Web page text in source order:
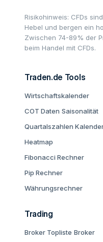
Risikohinweis: CFDs
Hebel und bergen ein
Zwischen 74-89% der
beim Handel mit CFDs.
Traden.de Tools
Wirtschaftskalender
COT Daten Saisonalität
Quartalszahlen
Heatmap
Fibonacci Rechner
Pip Rechner
Währungsrechner
Trading
Broker Topliste Broker